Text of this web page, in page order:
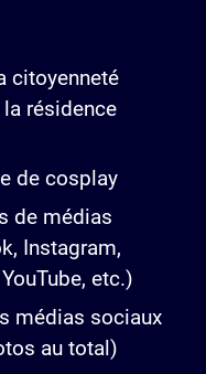
citoyenneté
résidence
de cosplay
de médias
Instagram,
etc.)
médias sociaux
au total)